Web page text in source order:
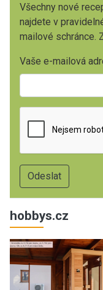
Všechny nové
najdete v
mailové schránce.
Vaše e-mailová
hobbys.cz